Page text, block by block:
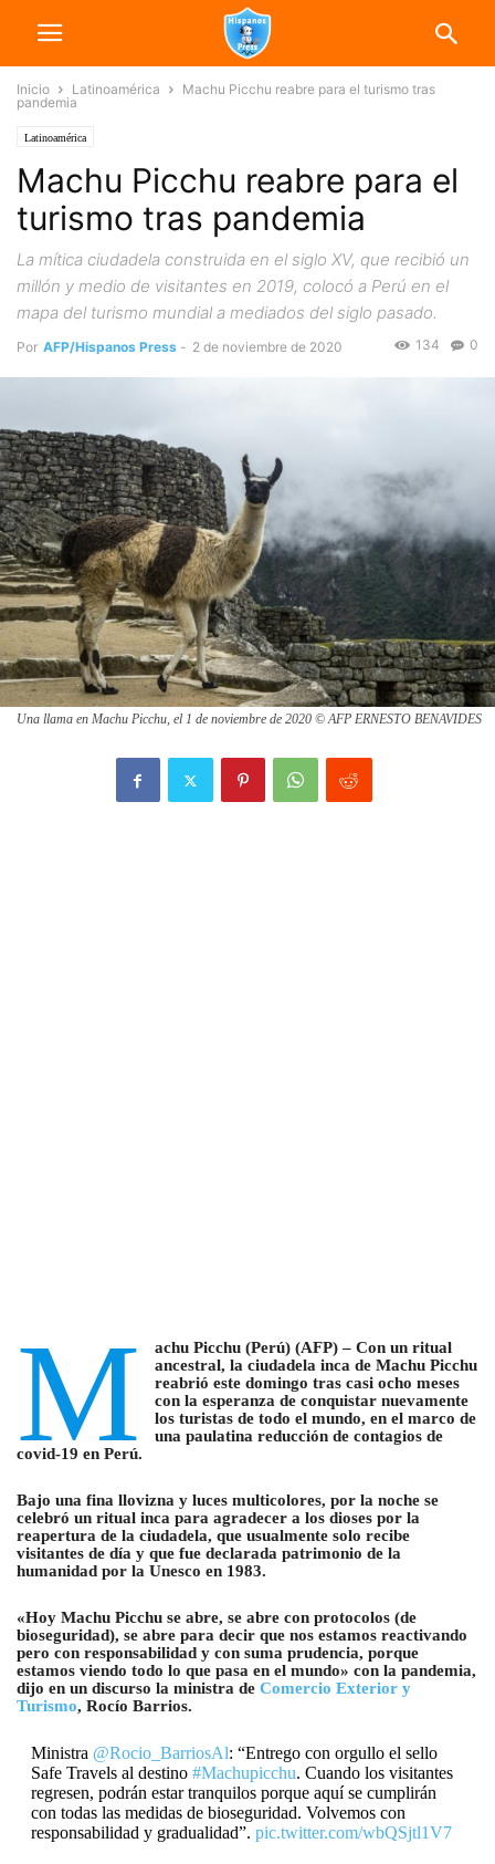
Inicio Latinoamérica
Machu Picchu reabre para el turismo tras
pandemia
Latinoamérica
Machu Picchu reabre para el
turismo tras pandemia
La mítica ciudadela construida en el siglo XV, que recibió un
millón y medio de visitantes en 2019, colocó a Perú en el
mapa del turismo mundial a mediados del siglo pasado.
Por AFP/Hispanos Press - 2 de noviembre de 2020 0
134
Una llama en Machu Picchu, el 1 de noviembre de 2020 © AFP ERNESTO BENAVIDES
M
achu Picchu (Perú) (AFP) – Con un ritual
ancestral, la ciudadela inca de Machu Picchu
reabrió este domingo tras casi ocho meses
con la esperanza de conquistar nuevamente
los turistas de todo el mundo, en el marco de
una paulatina reducción de contagios de
covid-19 en Perú.
Bajo una fina llovizna y luces multicolores, por la noche se
celebró un ritual inca para agradecer a los dioses por la
reapertura de la ciudadela, que usualmente solo recibe
visitantes de día y que fue declarada patrimonio de la
humanidad por la Unesco en 1983.
«Hoy Machu Picchu se abre, se abre con protocolos (de
bioseguridad), se abre para decir que nos estamos reactivando
pero con responsabilidad y con suma prudencia, porque
estamos viendo todo lo que pasa en el mundo» con la pandemia,
dijo en un discurso la ministra de Comercio Exterior y
Turismo, Rocío Barrios.
Ministra @Rocio_BarriosAl: “Entrego con orgullo el sello
Safe Travels al destino #Machupicchu. Cuando los visitantes
regresen, podrán estar tranquilos porque aquí se cumplirán
con todas las medidas de bioseguridad. Volvemos con
responsabilidad y gradualidad”. pic.twitter.com/wbQSjtl1V7